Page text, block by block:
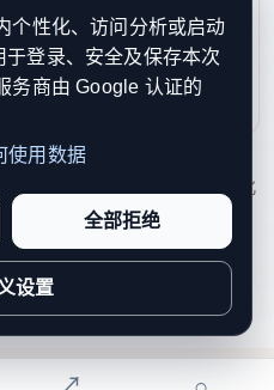
日优先处理站务、投稿与权
Reserved. 本网站持续优化
说明，以提升品牌信任感和
归档隐私政策
个性化、访问分析或启动
登录、安全及保存本次
务商由 Google 认证的
使用数据
全部拒绝
设置